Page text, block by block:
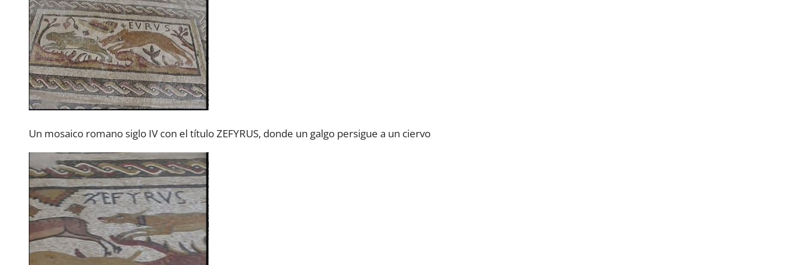
Un mosaico romano siglo IV con el título ZEFYRUS, donde un galgo persigue a un ciervo